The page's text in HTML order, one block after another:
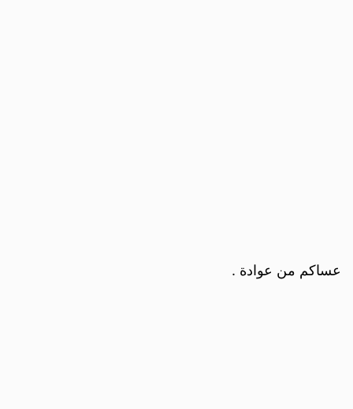
عساكم من عوادة .